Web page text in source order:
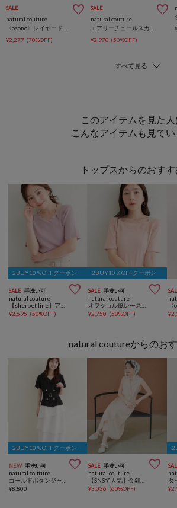
SALE
natural couture
¥2,277 (70%OFF)
SALE
natural couture
¥2,970 (50%OFF)
このアイテムを見た人
こんなアイテムも見て
トップスからのおすす
2BUY10％OFFクーポン
SALE 手洗い可 
natural couture
【sherbet line】アシメレースネック半袖ニット
¥2,695 (50%OFF)
2BUY10％OFFクーポン
SALE 手洗い可 
natural couture
オフショル風レースプルオーバー
¥2,750 (50%OFF)
¥
natural coutureからのお
2BUY10％OFFクーポン
NEW 手洗い可 
natural couture
¥8,800
SALE 手洗い可 
natural couture
¥3,036 (60%OFF)
¥